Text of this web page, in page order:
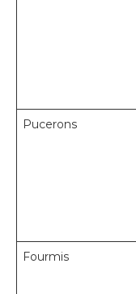
Pucerons
Fourmis